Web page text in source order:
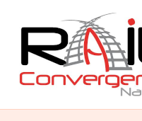
contenu